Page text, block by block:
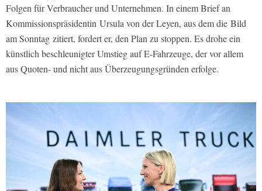
Folgen für Verbraucher und Unternehmen. In einem Brief an
Kommissionspräsidentin Ursula von der Leyen, aus dem die Bild
am Sonntag zitiert, fordert er, den Plan zu stoppen. Es drohe ein
künstlich beschleunigter Umstieg auf E-Fahrzeuge, der vor allem
aus Quoten- und nicht aus Überzeugungsgründen erfolge.